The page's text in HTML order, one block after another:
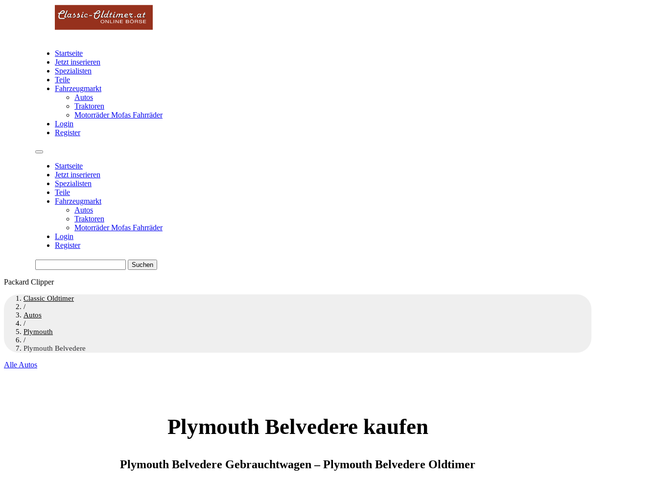
Startseite
Jetzt inserieren
Spezialisten
Teile
Fahrzeugmarkt
Autos
Traktoren
Motorräder Mofas Fahrräder
Login
Register
Startseite
Jetzt inserieren
Spezialisten
Teile
Fahrzeugmarkt
Autos
Traktoren
Motorräder Mofas Fahrräder
Login
Register
nach:
Packard Clipper
Classic Oldtimer
/
Autos
/
Plymouth
/
Plymouth Belvedere
Alle Autos
Plymouth Belvedere kaufen
Plymouth Belvedere Gebrauchtwagen – Plymouth Belvedere Oldtimer